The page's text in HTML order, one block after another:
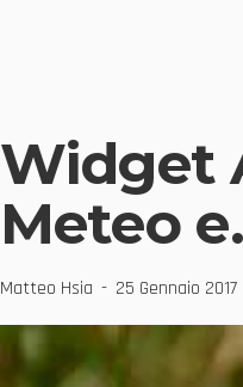
Widget
Meteo
Matteo Hsia 25 Gennaio 2017